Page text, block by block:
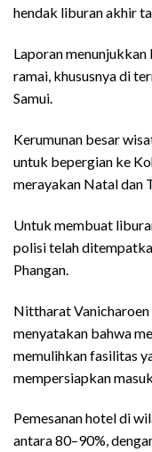
hendak liburan akhir
Laporan menunjukkan
ramai, khususnya di
Samui.
Kerumunan besar
untuk bepergian ke
merayakan Natal dan
Untuk membuat
polisi telah
Phangan.
Nittharat Vanicharoen
menyatakan bahwa
memulihkan fasilitas
mempersiapkan
Pemesanan hotel di
antara 80–90%,